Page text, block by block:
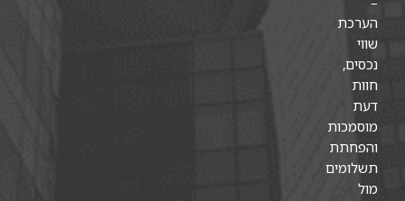
הערכת
שווי
נכסים,
חוות
דעת
מוסמכות
והפחתת
תשלומים
מול